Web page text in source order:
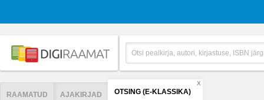
RAAMATUD AJAKIRJAD OTSING (E-KLASSIKA)
X